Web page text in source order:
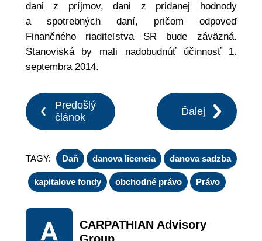
dani z príjmov, dani z pridanej hodnody
a spotrebných daní, pričom odpoveď
Finančného riaditeľstva SR bude záväzná.
Stanoviská by mali nadobudnúť účinnosť 1.
septembra 2014.
Predošlý
článok
Ďalej
TAGY: Daň danova licencia danova sadzba
kapitalove fondy obchodné právo Právo
CARPATHIAN Advisory